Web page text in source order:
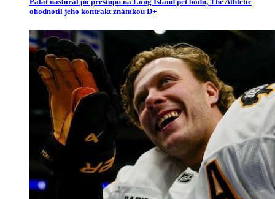
ohodnotil jeho kontrakt známkou D+